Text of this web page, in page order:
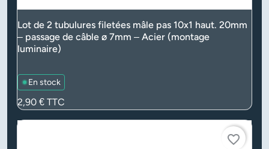
Lot de 2 tubulures filetées mâle pas 10x1 haut. 20mm
– passage de câble ø 7mm – Acier (montage
luminaire)
En stock
Prix
2,90 € TTC
favorite_border